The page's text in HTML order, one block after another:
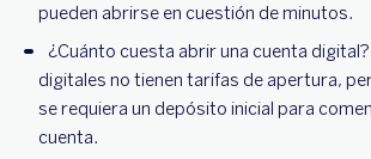
pueden abrirse en cuestión de minutos.
¿Cuánto cuesta abrir una cuenta
digitales no tienen tarifas de apertura,
se requiera un depósito inicial para
cuenta.